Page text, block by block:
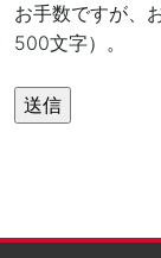
お手数ですが、
500文字）。